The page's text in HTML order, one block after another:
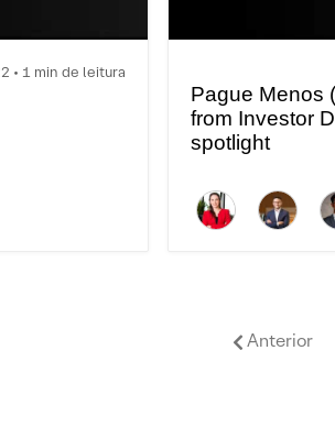
• 1 min de leitura
Pague Menos
from Investor
spotlight
Anterior